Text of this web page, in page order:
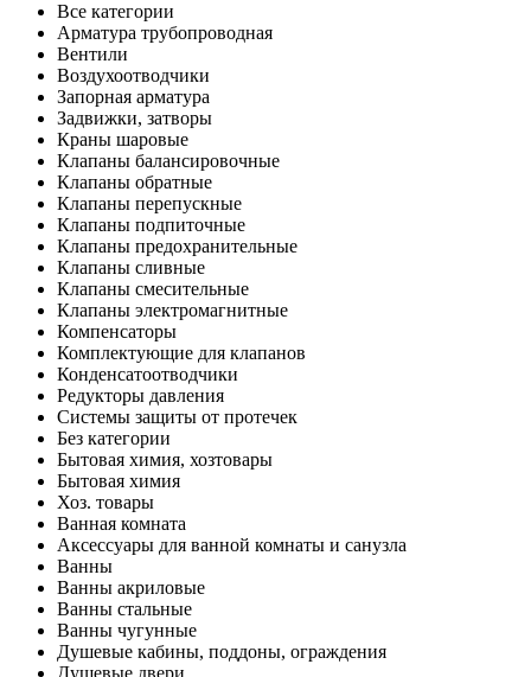
Все категории
Арматура трубопроводная
Вентили
Воздухоотводчики
Запорная арматура
Задвижки, затворы
Краны шаровые
Клапаны балансировочные
Клапаны обратные
Клапаны перепускные
Клапаны подпиточные
Клапаны предохранительные
Клапаны сливные
Клапаны смесительные
Клапаны электромагнитные
Компенсаторы
Комплектующие для клапанов
Конденсатоотводчики
Редукторы давления
Системы защиты от протечек
Без категории
Бытовая химия, хозтовары
Бытовая химия
Хоз. товары
Ванная комната
Аксессуары для ванной комнаты и санузла
Ванны
Ванны акриловые
Ванны стальные
Ванны чугунные
Душевые кабины, поддоны, ограждения
Душевые двери